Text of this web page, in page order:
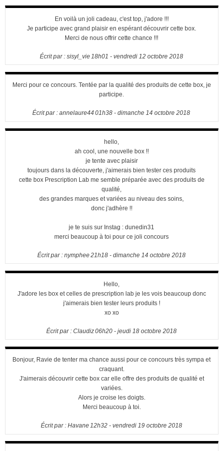
En voilà un joli cadeau, c'est top, j'adore !!!
Je participe avec grand plaisir en espérant découvrir cette box.
Merci de nous offrir cette chance !!!
Écrit par : sisyl_vie 18h01 - vendredi 12 octobre 2018
Merci pour ce concours. Tentée par la qualité des produits de cette box, je
participe.
Écrit par :annelaure44 01h38 -dimanche 14 octobre 2018
hello,
ah cool, une nouvelle box !!
je tente avec plaisir
toujours dans la découverte, j'aimerais bien tester ces produits
cette box Prescription Lab me semble préparée avec des produits de
qualité,
des grandes marques et variées au niveau des soins,
donc j'adhère !!
je te suis sur Instag : dunedin31
merci beaucoup à toi pour ce joli concours
Écrit par : nymphee21h18- dimanche 14 octobre 2018
Hello,
J'adore les box et celles de prescription lab je les vois beaucoup donc
j'aimerais bien tester leurs produits !
xo xo
Écrit par : Claudiz06h20- jeudi 18 octobre 2018
Bonjour, Ravie de tenter ma chance aussi pour ce concours très sympa et
craquant.
J'aimerais découvrir cette box car elle offre des produits de qualité et
variées.
Alors je croise les doigts.
Merci beaucoup à toi.
Écrit par : Havane12h32- vendredi 19 octobre 2018